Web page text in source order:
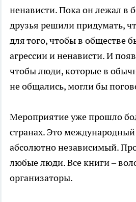
ненависти. Пока он лежал в
друзья решили придумать,
для того, чтобы в обществе
агрессии и ненависти. И
чтобы люди, которые в
не общались, могли бы
Мероприятие уже прошло
странах. Это
абсолютно независимый.
любые люди. Все книги –
организаторы.